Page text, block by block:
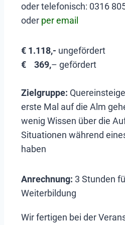
oder telefonisch: 0316
oder per email
€ 1.118,- ungefördert
€ 369,– gefördert
Zielgruppe:
erste Mal auf die Alm
wenig Wissen über die
Situationen während
haben
Anrechnung: 3 Stunden
Weiterbildung
Wir fertigen bei der